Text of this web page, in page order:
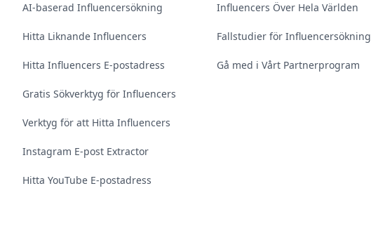
AI-baserad Influencersökning
Hitta Liknande Influencers
Hitta Influencers E-postadress
Gratis Sökverktyg för Influencers
Verktyg för att Hitta Influencers
Instagram E-post Extractor
Hitta YouTube E-postadress
Influencers Över Hela Världen
Fallstudier för Influencersökning
Gå med i Vårt Partnerprogram